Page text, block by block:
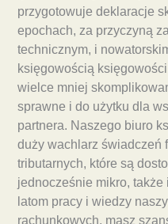
przygotowuje deklaracje
epochach, za przyczyną
technicznym, i
księgowością
wielce mniej
sprawne i do użytku dla
partnera. Naszego biuro
duży wachlarz świadczeń
tributarnych, które są
jednocześnie mikro, także
latom pracy i wiedzy
rachunkowych, masz